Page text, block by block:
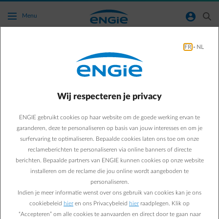
Ga naar de hoofdinhoud
Menu normal-account-circle search
Hoe ziet een EAN-code eruit?
541448823456789125).
EAN staat voor European Article Numbering.
leveringspunten voor elektriciteit of gas te identificeren. Elke
elektriciteits- en gasaansluiting op het distributienet van de
netbeheerder heeft een aparte EAN-code. Een verhuis of een
leverancierswissel zullen vlotter verlopen indien je ons deze code
FR - NL
Wij respecteren je privacy
ENGIE gebruikt cookies op haar website om de goede werking ervan te
garanderen, deze te personaliseren op basis van jouw interesses en om je
surfervaring te optimaliseren. Bepaalde cookies laten ons toe om onze
reclameberichten te personaliseren via online banners of directe
berichten. Bepaalde partners van ENGIE kunnen cookies op onze website
installeren om de reclame die jou online wordt aangeboden te
personaliseren.
Indien je meer informatie wenst over ons gebruik van cookies kan je ons
cookiebeleid hier en ons Privacybeleid hier raadplegen. Klik op
“Accepteren” om alle cookies te aanvaarden en direct door te gaan naar